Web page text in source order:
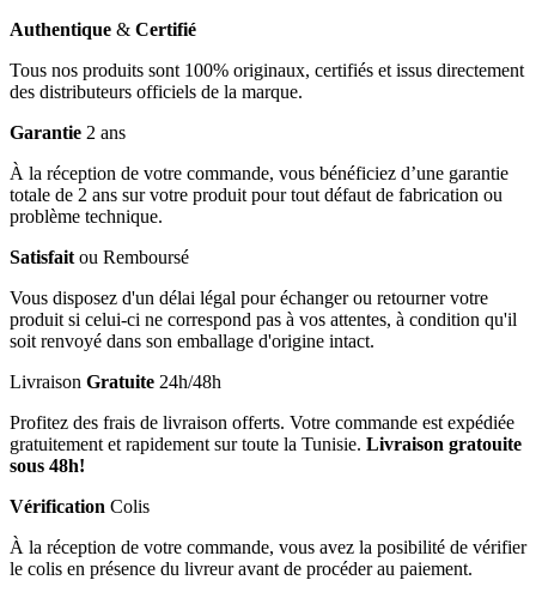
Authentique & Certifié
Tous nos produits sont 100% originaux, certifiés et issus directement
des distributeurs officiels de la marque.
Garantie 2 ans
À la réception de votre commande, vous bénéficiez d’une garantie
totale de 2 ans sur votre produit pour tout défaut de fabrication ou
problème technique.
Satisfait ou Remboursé
Vous disposez d'un délai légal pour échanger ou retourner votre
produit si celui-ci ne correspond pas à vos attentes, à condition qu'il
soit renvoyé dans son emballage d'origine intact.
Livraison Gratuite 24h/48h
Profitez des frais de livraison offerts. Votre commande est expédiée
gratuitement et rapidement sur toute la Tunisie. Livraison gratouite
sous 48h!
Vérification Colis
À la réception de votre commande, vous avez la posibilité de vérifier
le colis en présence du livreur avant de procéder au paiement.